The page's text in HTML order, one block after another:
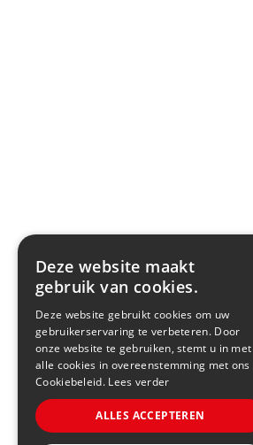
Deze website maakt
gebruik van cookies.
Deze website gebruikt cookies om uw
gebruikerservaring te verbeteren. Door
onze website te gebruiken, stemt u in met
alle cookies in overeenstemming met ons
Cookiebeleid. Lees verder
ALLES ACCEPTEREN